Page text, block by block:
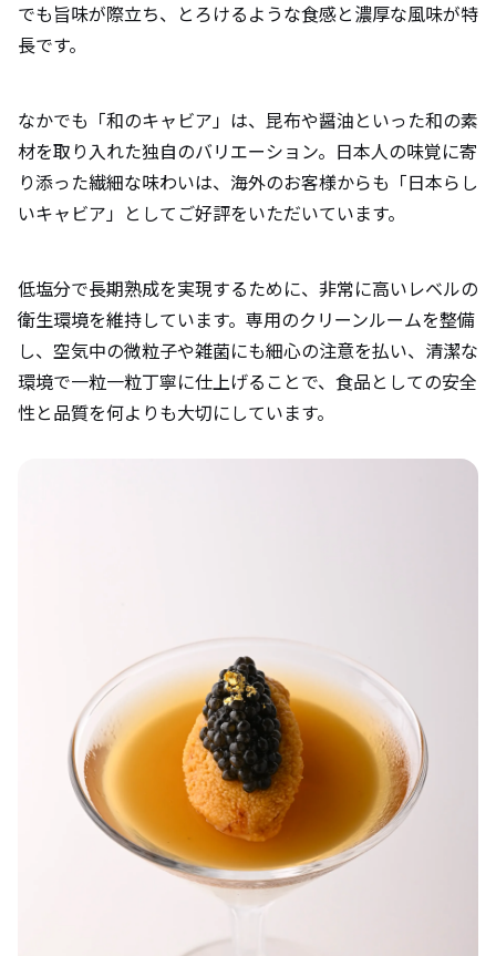
でも旨味が際立ち、とろけるような食感と濃厚な風味が特
長です。
なかでも「和のキャビア」は、昆布や醤油といった和の素
材を取り入れた独自のバリエーション。日本人の味覚に寄
り添った繊細な味わいは、海外のお客様からも「日本らし
いキャビア」としてご好評をいただいています。
低塩分で長期熟成を実現するために、非常に高いレベルの
衛生環境を維持しています。専用のクリーンルームを整備
し、空気中の微粒子や雑菌にも細心の注意を払い、清潔な
環境で一粒一粒丁寧に仕上げることで、食品としての安全
性と品質を何よりも大切にしています。